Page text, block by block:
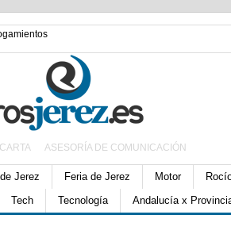
ASESORÍA DE COMUNICACIÓN
Jerez Feria de Jerez Motor
Tech Tecnología Andalucía x